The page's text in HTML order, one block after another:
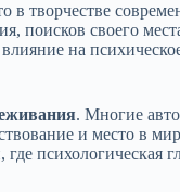
в творчестве
поисков своего
на
. Многие
и место в
психологическая